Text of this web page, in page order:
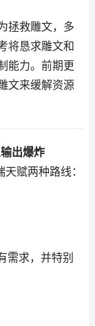
拯救雕文，多
将恳求雕文和
能力。前期更
文来缓解资源
出爆炸
赋两种路线：
需求，并特别